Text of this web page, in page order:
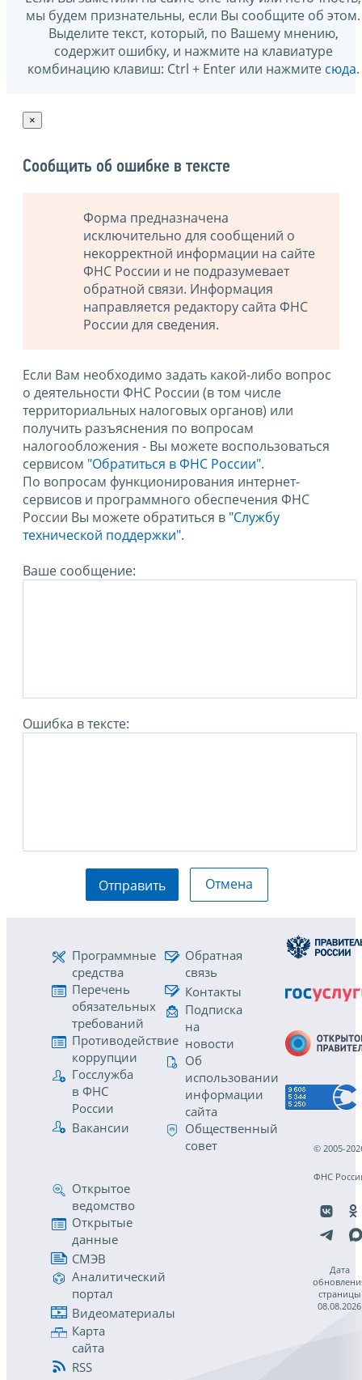
мы будем признательны, если Вы сообщите об этом.
Выделите текст, который, по Вашему мнению,
содержит ошибку, и нажмите на клавиатуре
комбинацию клавиш: Ctrl + Enter или нажмите сюда.
×
Сообщить об ошибке в тексте
Форма предназначена
исключительно для сообщений о
некорректной информации на сайте
ФНС России и не подразумевает
обратной связи. Информация
направляется редактору сайта ФНС
России для сведения.
Если Вам необходимо задать какой-либо вопрос
о деятельности ФНС России (в том числе
территориальных налоговых органов) или
получить разъяснения по вопросам
налогообложения - Вы можете воспользоваться
сервисом "Обратиться в ФНС России".
По вопросам функционирования интернет-
сервисов и программного обеспечения ФНС
России Вы можете обратиться в "Службу
технической поддержки".
Ваше сообщение:
Ошибка в тексте:
Отправить Отмена
Программные
средства
Перечень
обязательных
требований
Противодействие
коррупции
Госслужба
в ФНС
России
Вакансии
Обратная
связь
Контакты
Подписка
на
новости
Об
использовании
информации
сайта
Общественный
совет
Открытое
ведомство
Открытые
данные
СМЭВ
Аналитический
портал
Видеоматериалы
Карта
сайта
RSS
© 2005-
ФНС
Дата
страницы
08.08.2026